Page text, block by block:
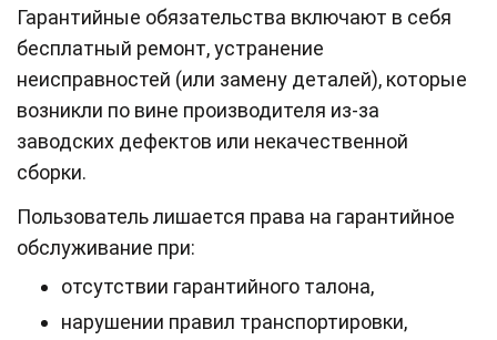
Гарантийные обязательства включают в себя
бесплатный ремонт, устранение
неисправностей (или замену деталей), которые
возникли по вине производителя из-за
заводских дефектов или некачественной
сборки.
Пользователь лишается права на гарантийное
обслуживание при:
отсутствии гарантийного талона,
нарушении правил транспортировки,